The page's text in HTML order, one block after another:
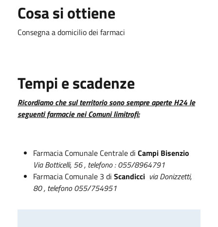
Cosa si ottiene
Consegna a domicilio dei farmaci
Tempi e scadenze
Ricordiamo che sul territorio sono sempre aperte H24 le
seguenti farmacie nei Comuni limitrofi:
Farmacia Comunale Centrale di Campi Bisenzio
Via Botticelli, 56 , telefono : 055/8964791
Farmacia Comunale 3 di Scandicci via Donizzetti,
80 , telefono 055/754951